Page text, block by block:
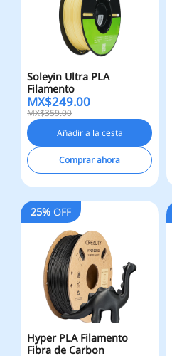
Soleyin Ultra PLA
Filamento
MX$249.00
MX$359.00
Añadir a la cesta
Comprar ahora
25% OFF
Hyper PLA Filamento
Fibra de Carbon